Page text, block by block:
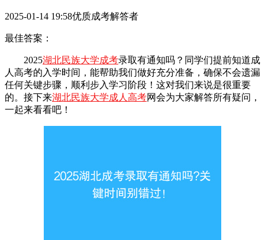
2025-01-14 19:58优质成考解答者
最佳答案：
2025湖北民族大学成考录取有通知吗？同学们提前知道成
人高考的入学时间，能帮助我们做好充分准备，确保不会遗漏
任何关键步骤，顺利步入学习阶段！这对我们来说是很重要
的。接下来湖北民族大学成人高考网会为大家解答所有疑问，
一起来看看吧！